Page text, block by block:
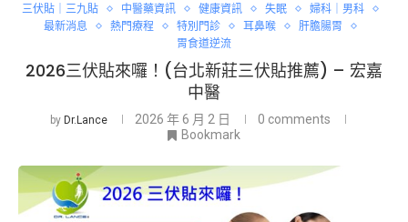
三伏貼｜三九貼 中醫藥資訊 健康資訊 失眠
婦科｜男科
最新消息
熱門療程 特別門診 耳鼻喉
肝膽腸胃
胃食道逆流
2026三伏貼來囉！(台北新莊三伏貼推薦) – 宏嘉
中醫
by Dr.Lance 2026 年 6 月 2 日
0 comments
Bookmark